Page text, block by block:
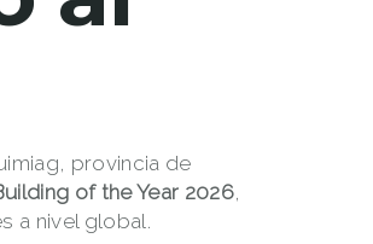
provincia de
of the Year 2026
a nivel global.